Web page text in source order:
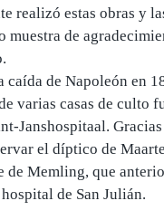
realizó estas obras y
muestra de
caída de Napoleón en
varias casas de culto
Janshospitaal.
el díptico de
de Memling, que
de San Julián.